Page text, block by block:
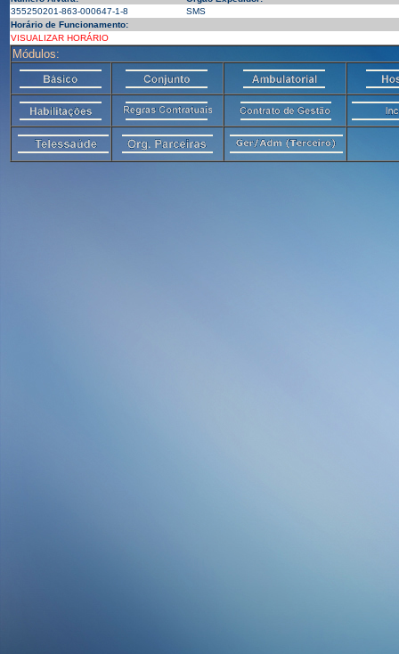
355250201-863-000647-1-8
SMS
Horário de Funcionamento:
VISUALIZAR HORÁRIO
Módulos: